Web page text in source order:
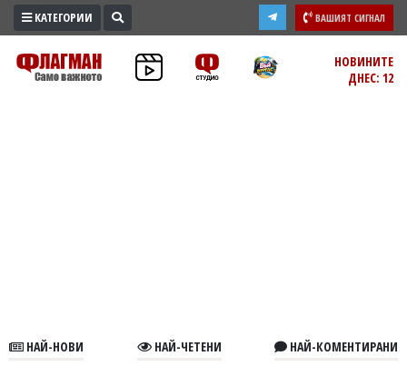
ПРОМО
ЗОНА
КАТЕГОРИИ ВАШИЯТ СИГНАЛ
НОВИНИТЕ
ДНЕС: 12
НАЙ-НОВИ НАЙ-ЧЕТЕНИ НАЙ-КОМЕНТИРАНИ